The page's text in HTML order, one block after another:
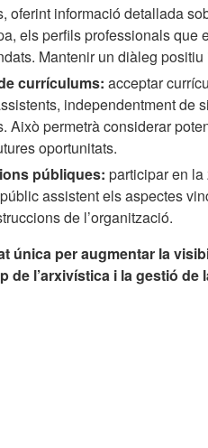
oferint informació detallada
els perfils professionals que
Mantenir un diàleg positiu
currículums: acceptar
independentment de
Això permetrà considerar
oportunitats.
públiques: participar en
assistent els aspectes
de l’organització.
única per augmentar la
de l’arxivística i la gestió de